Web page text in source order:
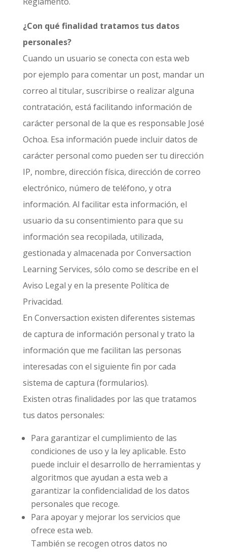
¿Con qué finalidad tratamos tus datos
personales?
Cuando un usuario se conecta con esta web
por ejemplo para comentar un post, mandar un
correo al titular, suscribirse o realizar alguna
contratación, está facilitando información de
carácter personal de la que es responsable José
Ochoa. Esa información puede incluir datos de
carácter personal como pueden ser tu dirección
IP, nombre, dirección física, dirección de correo
electrónico, número de teléfono, y otra
información. Al facilitar esta información, el
usuario da su consentimiento para que su
información sea recopilada, utilizada,
gestionada y almacenada por Conversaction
Learning Services, sólo como se describe en el
Aviso Legal y en la presente Política de
Privacidad.
En Conversaction existen diferentes sistemas
de captura de información personal y trato la
información que me facilitan las personas
interesadas con el siguiente fin por cada
sistema de captura (formularios).
Existen otras finalidades por las que tratamos
tus datos personales:
Para garantizar el cumplimiento de las
condiciones de uso y la ley aplicable. Esto
puede incluir el desarrollo de herramientas y
algoritmos que ayudan a esta web a
garantizar la confidencialidad de los datos
personales que recoge.
Para apoyar y mejorar los servicios que
ofrece esta web.
También se recogen otros datos no